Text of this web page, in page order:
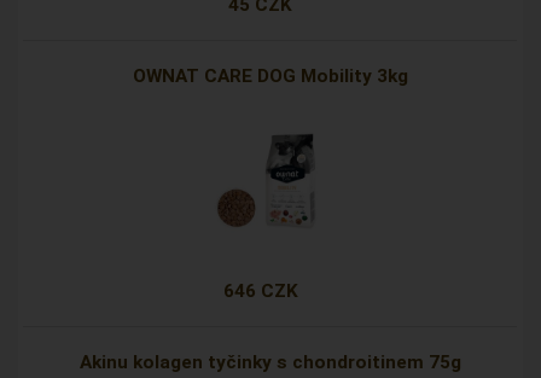
45 CZK
OWNAT CARE DOG Mobility 3kg
646 CZK
Akinu kolagen tyčinky s chondroitinem 75g